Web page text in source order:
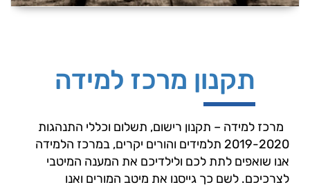
תקנון מרכז למידה
מרכז למידה – תקנון רישום, תשלום וכללי התנהגות
2019-2020 תלמידים והורים יקרים, במרכז הלמידה
אנו שואפים לתת לכם ולילדיכם את המענה המיטבי
לצרכיכם. לשם כך גייסנו את מיטב המורים ואנו